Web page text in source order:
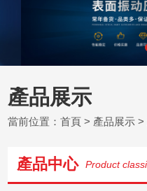
產品展示
當前位置：首頁 > 產品展示 >
產品中心 Product